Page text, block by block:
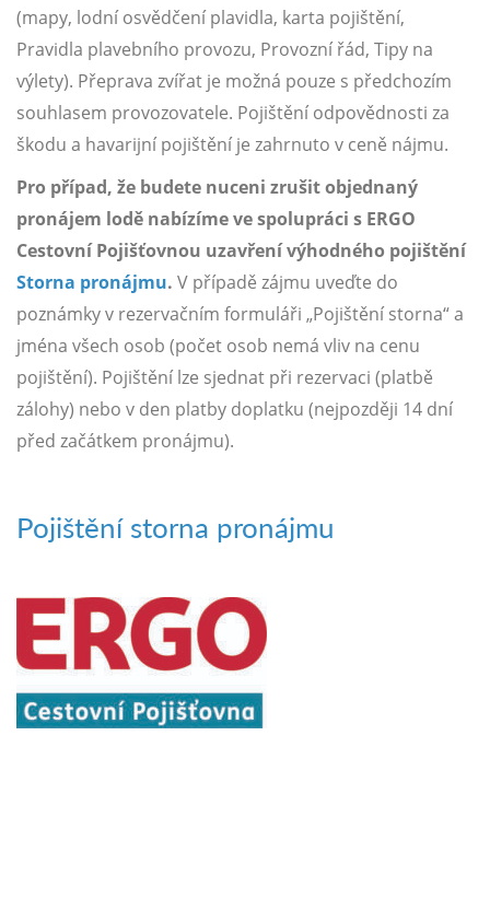
(mapy, lodní osvědčení plavidla, karta pojištění,
Pravidla plavebního provozu, Provozní řád, Tipy na
výlety). Přeprava zvířat je možná pouze s předchozím
souhlasem provozovatele. Pojištění odpovědnosti za
škodu a havarijní pojištění je zahrnuto v ceně nájmu.
Pro případ, že budete nuceni zrušit objednaný
pronájem lodě nabízíme ve spolupráci s ERGO
Cestovní Pojišťovnou uzavření výhodného pojištění
Storna pronájmu. V případě zájmu uveďte do
poznámky v rezervačním formuláři „Pojištění storna“ a
jména všech osob (počet osob nemá vliv na cenu
pojištění). Pojištění lze sjednat při rezervaci (platbě
zálohy) nebo v den platby doplatku (nejpozději 14 dní
před začátkem pronájmu).
Pojištění storna pronájmu